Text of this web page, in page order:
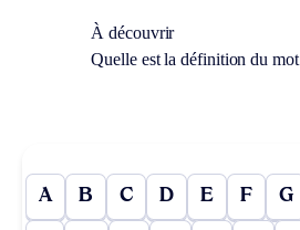
À découvrir
Quelle est la définition du mot
A B C D E F G